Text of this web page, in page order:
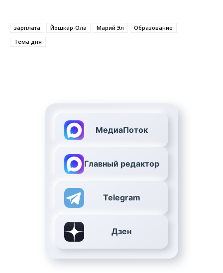
зарплата Йошкар-Ола Марий Эл
Образование
Тема дня
МедиаПоток
Главный редактор
Telegram
Дзен